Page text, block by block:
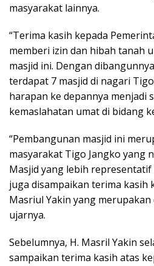
masyarakat lainnya.
“Terima kasih kepada
memberi izin dan hibah tanah
masjid ini. Dengan
terdapat 7 masjid di nagari
harapan ke depannya menjadi
kemaslahatan umat di bidang
“Pembangunan masjid ini
masyarakat Tigo Jangko yang
Masjid yang lebih
juga disampaikan terima kasih
Masriul Yakin yang
ujarnya.
Sebelumnya, H. Masril Yakin
sampaikan terima kasih atas